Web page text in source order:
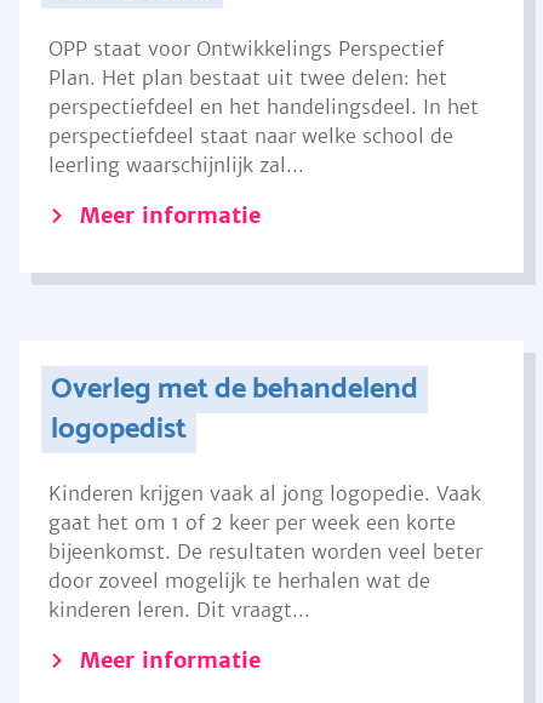
OPP staat voor Ontwikkelings Perspectief
Plan. Het plan bestaat uit twee delen: het
perspectiefdeel en het handelingsdeel. In het
perspectiefdeel staat naar welke school de
leerling waarschijnlijk zal...
Meer informatie
Overleg met de behandelend
logopedist
Kinderen krijgen vaak al jong logopedie. Vaak
gaat het om 1 of 2 keer per week een korte
bijeenkomst. De resultaten worden veel beter
door zoveel mogelijk te herhalen wat de
kinderen leren. Dit vraagt...
Meer informatie